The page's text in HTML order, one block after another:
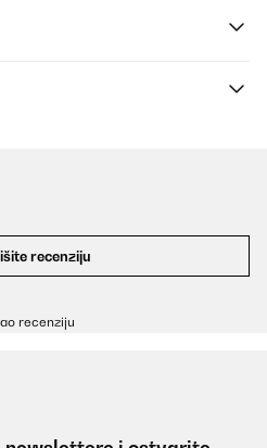
recenziju
recenziju